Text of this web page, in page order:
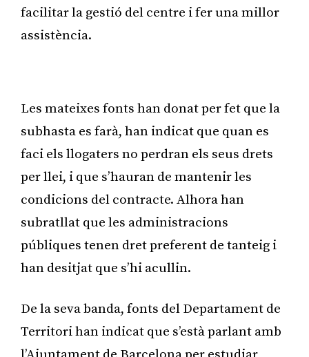
facilitar la gestió del centre i fer una millor
assistència.
Les mateixes fonts han donat per fet que la
subhasta es farà, han indicat que quan es
faci els llogaters no perdran els seus drets
per llei, i que s’hauran de mantenir les
condicions del contracte. Alhora han
subratllat que les administracions
públiques tenen dret preferent de tanteig i
han desitjat que s’hi acullin.
De la seva banda, fonts del Departament de
Territori han indicat que s’està parlant amb